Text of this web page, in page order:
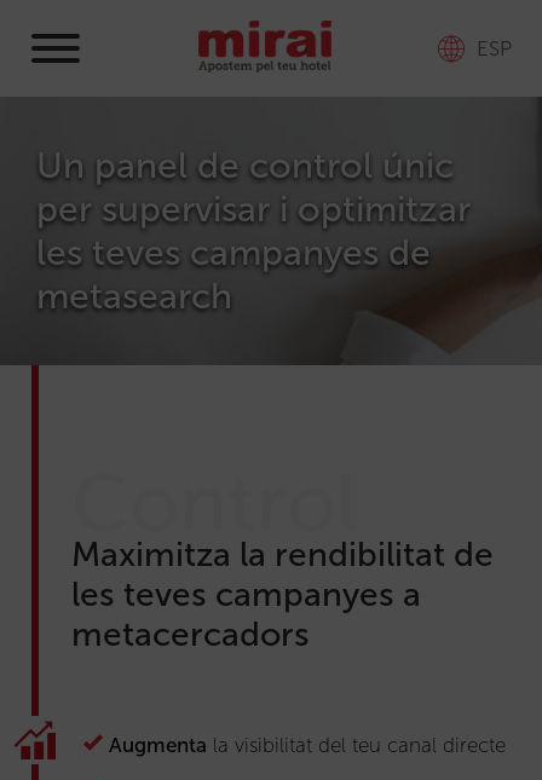
ESP
Un panel de control únic
per supervisar i optimitzar
les teves campanyes de
metasearch
Maximitza la rendibilitat de
les teves campanyes a
metacercadors
Augmenta la visibilitat del teu canal directe